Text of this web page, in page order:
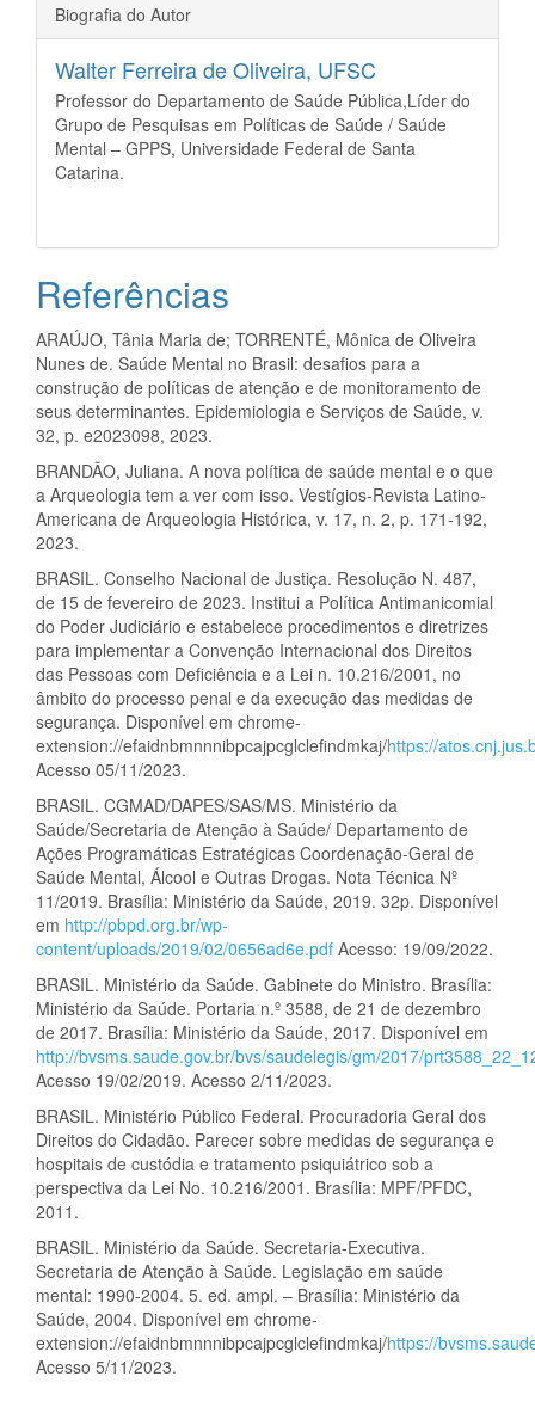
Biografia do Autor
Walter Ferreira de Oliveira, UFSC
Professor do Departamento de Saúde Pública,Líder do
Grupo de Pesquisas em Políticas de Saúde / Saúde
Mental – GPPS, Universidade Federal de Santa
Catarina.
Referências
ARAÚJO, Tânia Maria de; TORRENTÉ, Mônica de Oliveira
Nunes de. Saúde Mental no Brasil: desafios para a
construção de políticas de atenção e de monitoramento de
seus determinantes. Epidemiologia e Serviços de Saúde, v.
32, p. e2023098, 2023.
BRANDÃO, Juliana. A nova política de saúde mental e o que
a Arqueologia tem a ver com isso. Vestígios-Revista Latino-
Americana de Arqueologia Histórica, v. 17, n. 2, p. 171-192,
2023.
BRASIL. Conselho Nacional de Justiça. Resolução N. 487,
de 15 de fevereiro de 2023. Institui a Política Antimanicomial
do Poder Judiciário e estabelece procedimentos e diretrizes
para implementar a Convenção Internacional dos Direitos
das Pessoas com Deficiência e a Lei n. 10.216/2001, no
âmbito do processo penal e da execução das medidas de
segurança. Disponível em chrome-
extension://efaidnbmnnnibpcajpcglclefindmkaj/https://
Acesso 05/11/2023.
BRASIL. CGMAD/DAPES/SAS/MS. Ministério da
Saúde/Secretaria de Atenção à Saúde/ Departamento de
Ações Programáticas Estratégicas Coordenação-Geral de
Saúde Mental, Álcool e Outras Drogas. Nota Técnica Nº
11/2019. Brasília: Ministério da Saúde, 2019. 32p. Disponível
em http://pbpd.org.br/wp-
content/uploads/2019/02/0656ad6e.pdf Acesso: 19/09/2022.
BRASIL. Ministério da Saúde. Gabinete do Ministro. Brasília:
Ministério da Saúde. Portaria n.º 3588, de 21 de dezembro
de 2017. Brasília: Ministério da Saúde, 2017. Disponível em
http://bvsms.saude.gov.br/bvs/saudelegis/gm/2017/
Acesso 19/02/2019. Acesso 2/11/2023.
BRASIL. Ministério Público Federal. Procuradoria Geral dos
Direitos do Cidadão. Parecer sobre medidas de segurança e
hospitais de custódia e tratamento psiquiátrico sob a
perspectiva da Lei No. 10.216/2001. Brasília: MPF/PFDC,
2011.
BRASIL. Ministério da Saúde. Secretaria-Executiva.
Secretaria de Atenção à Saúde. Legislação em saúde
mental: 1990-2004. 5. ed. ampl. – Brasília: Ministério da
Saúde, 2004. Disponível em chrome-
extension://efaidnbmnnnibpcajpcglclefindmkaj/https://
Acesso 5/11/2023.